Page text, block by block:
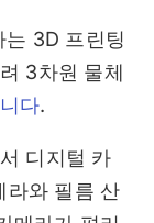
3D 프린팅
3차원 물체
다.
디지털 카
라와 필름 산